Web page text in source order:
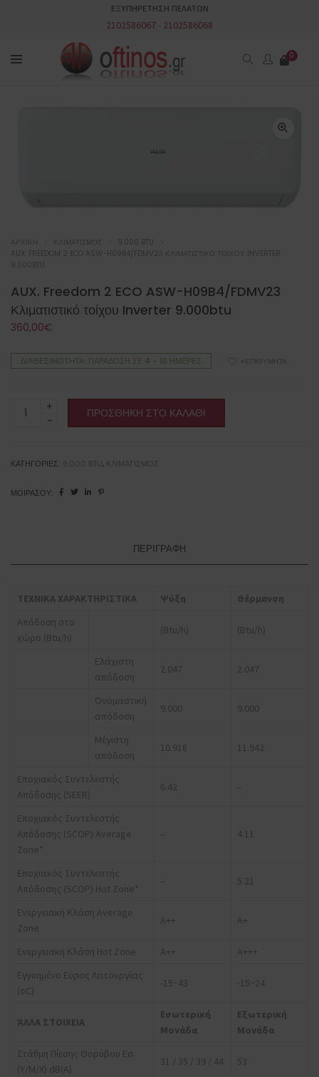
ΕΞΥΠΗΡΕΤΗΣΗ ΠΕΛΑΤΩΝ
2102586067 2102586068
0
ΑΡΧΙΚΉ ΚΛΙΜΑΤΙΣΜΌΣ
9.000 BTU
AUX. FREEDOM 2 ECO ASW-H09B4/FDMV23 ΚΛΙΜΑΤΙΣΤΙΚΌ ΤΟΊΧΟΥ INVERTER
9.000BTU
AUX. Freedom 2 ECO ASW-H09B4/FDMV23
Κλιματιστικό τοίχου Inverter 9.000btu
360,00€
ΔΙΑΘΕΣΙΜΌΤΗΤΑ: ΠΑΡΆΔΟΣΗ ΣΕ 4 - 10 ΗΜΈΡΕΣ
AUX.
Freedom
ASW-
Κλιματιστικό
ΠΡΟΣΘΉΚΗ ΣΤΟ ΚΑΛΆΘΙ
+ΕΠΙΘΥΜΗΤΆ
ΚΑΤΗΓΟΡΊΕΣ: 9.000 BTU , ΚΛΙΜΑΤΙΣΜΌΣ
ΜΟΙΡΆΣΟΥ:
ΠΕΡΙΓΡΑΦΉ
ΤΕΧΝΙΚΑ ΧΑΡΑΚΤΗΡΙΣΤΙΚΑ Ψύξη
Θέρμανση
Απόδοση στο
χώρο (Btu/h)
(Btu/h) (Btu/h)
Ελάχιστη
απόδοση
2.047 2.047
Ονομαστική
απόδοση
9.000 9.000
Μέγιστη
απόδοση
10.918 11.942
Εποχιακός Συντελεστής
Απόδοσης (SEER)
6.42 –
Εποχιακός Συντελεστής
Απόδοσης (SCOP) Average
Zone*
– 4.11
Εποχιακός Συντελεστής
Απόδοσης (SCOP) Hot Zone*
– 5.21
Ενεργειακή Κλάση Average
Zone
A++ A+
Ενεργειακή Κλάση Hot Zone A++
A+++
Εγγυημένο Εύρος Λειτουργίας
(oC)
-15~43 -15~24
ΆΛΛΑ ΣΤΟΙΧΕΙΑ
Εσωτερική
Μονάδα
Εξωτερική
Μονάδα
Στάθμη Πίεσης Θορύβου Εσ.
(Υ/Μ/Χ) dB(A)
31 / 35 / 39 / 44 53